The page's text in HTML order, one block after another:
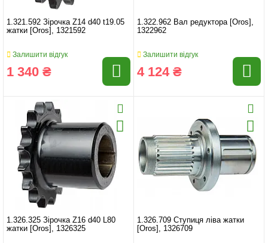
1.321.592 Зірочка Z14 d40 t19.05
жатки [Oros], 1321592
Залишити відгук
1 340 ₴
1.322.962 Вал редуктора [Oros],
1322962
Залишити відгук
4 124 ₴
1.326.325 Зірочка Z16 d40 L80
жатки [Oros], 1326325
1.326.709 Ступиця ліва жатки
[Oros], 1326709